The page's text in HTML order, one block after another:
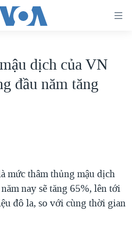
MẠI CỦA MỸ: QUÁ KHỨ VÀ HIỆN
dịch của VN
đầu năm tăng
mức thâm thủng mậu dịch
nay sẽ tăng 65%, lên tới
đô la, so với cùng thời gian